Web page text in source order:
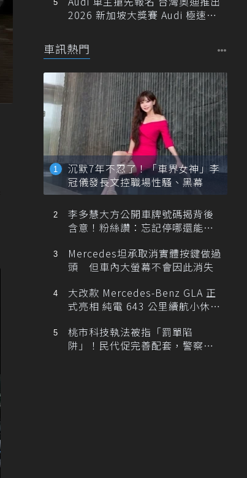
2026 新加坡大獎賽 Audi 極速之
車訊熱門
沉默7年不忍了！「車界女神」李
冠儀發長文控職場性騷、黑幕
李多慧大方公開車牌號碼揭背後
含意！粉絲讚：忘記停哪還能幫
Mercedes坦承取消實體按鍵做過
頭 但車內大螢幕不會因此消失
大改款 Mercedes-Benz GLA 正
式亮相 純電 643 公里續航小休
桃市科技執法被指「罰單陷
阱」！民代促完善配套，警察局